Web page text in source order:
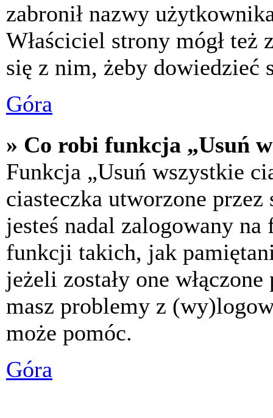
zabronił nazwy
Właściciel strony mógł
się z nim, żeby dowiedzieć
Góra
» Co robi funkcja „Usuń
Funkcja „Usuń wszystkie
ciasteczka utworzone
jesteś nadal zalogowany
funkcji takich, jak
jeżeli zostały one
masz problemy z
może pomóc.
Góra